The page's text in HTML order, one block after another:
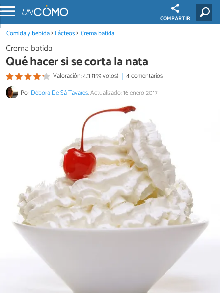
COMPARTIR
Comida y bebida Lácteos Crema batida
Crema batida
Qué hacer si se corta la nata
Valoración: 4.3 (159 votos)
4 comentarios
PorDébora De Sá Tavares.Actualizado: 16 enero 2017